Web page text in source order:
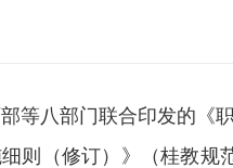
等八部门联合印发的《
则（修订）》（桂教规